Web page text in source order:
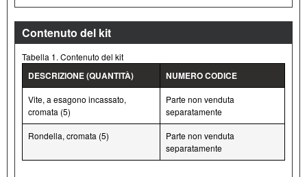
Contenuto del kit
Tabella 1. Contenuto del kit
DESCRIZIONE (QUANTITÀ) NUMERO CODICE
Vite, a esagono incassato,
cromata (5)
Parte non venduta
separatamente
Rondella, cromata (5)
Parte non venduta
separatamente